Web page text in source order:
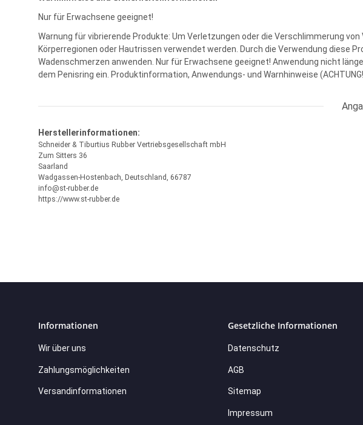
Nur für Erwachsene geeignet!
Warnung für vibrierende Produkte: Um Verletzungen oder die Verschlimmerung
Körperregionen oder Hautrissen verwendet werden. Durch die Verwendung diese
Wadenschmerzen anwenden. Nur für Erwachsene geeignet! Anwendung nicht
dem Penisring ein. Produktinformation, Anwendungs- und Warnhinweise
Herstellerinformationen:
Schneider & Tiburtius Rubber Vertriebsgesellschaft mbH
Zum Sitters 36
Saarland
Wadgassen-Hostenbach, Deutschland, 66787
info@st-rubber.de
https://www.st-rubber.de
Informationen
Wir über uns
Zahlungsmöglichkeiten
Versandinformationen
Gesetzliche Informationen
Datenschutz
AGB
Sitemap
Impressum